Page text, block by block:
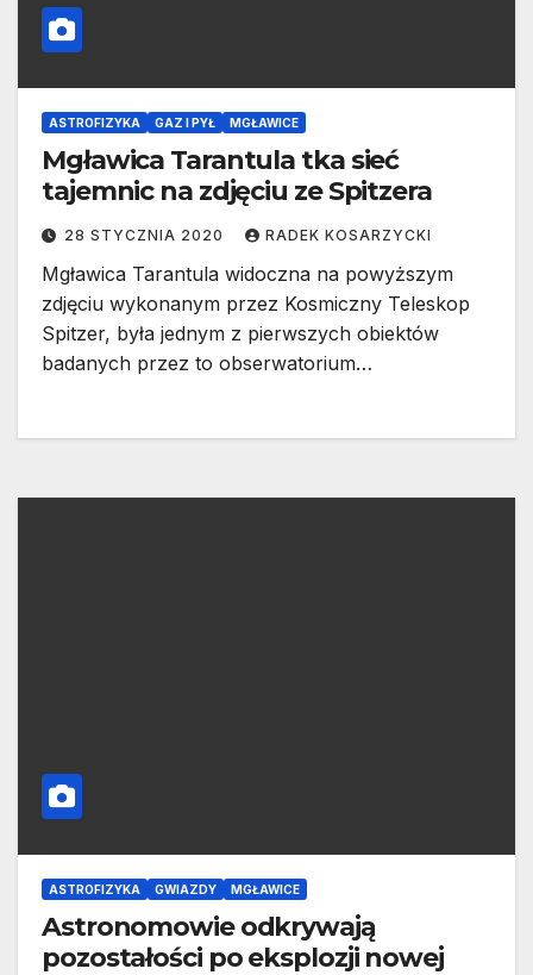
ASTROFIZYKA GAZ I PYŁ MGŁAWICE
Mgławica Tarantula tka sieć
tajemnic na zdjęciu ze Spitzera
28 STYCZNIA 2020 RADEK KOSARZYCKI
Mgławica Tarantula widoczna na powyższym
zdjęciu wykonanym przez Kosmiczny Teleskop
Spitzer, była jednym z pierwszych obiektów
badanych przez to obserwatorium…
ASTROFIZYKA GWIAZDY MGŁAWICE
Astronomowie odkrywają
pozostałości po eksplozji nowej